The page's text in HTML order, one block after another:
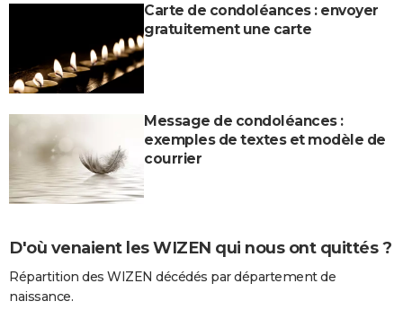
Carte de condoléances : envoyer
gratuitement une carte
Message de condoléances :
exemples de textes et modèle de
courrier
D'où venaient les WIZEN qui nous ont quittés ?
Répartition des WIZEN décédés par département de
naissance.